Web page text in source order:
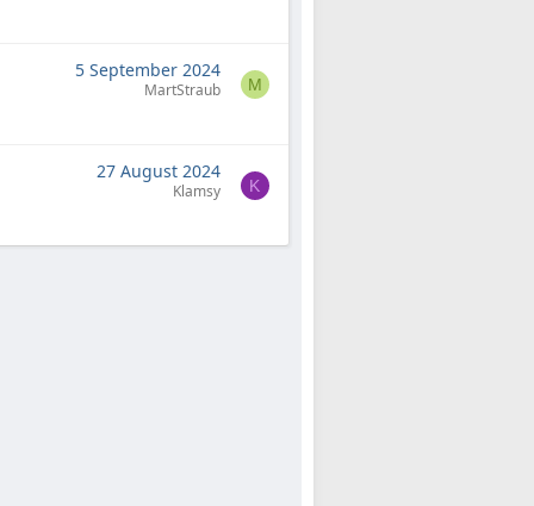
5 September 2024
MartStraub M
27 August 2024
Klamsy K